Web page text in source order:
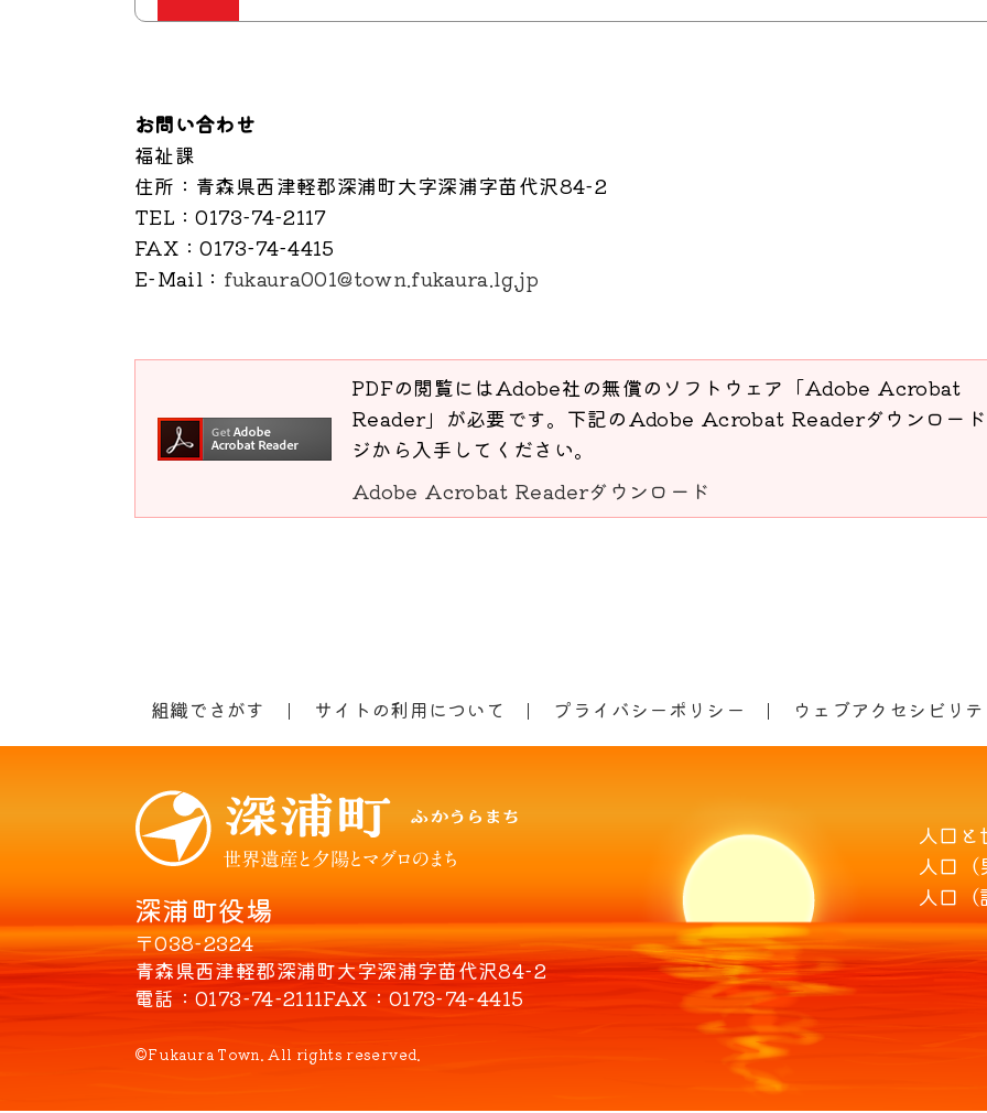
お問い合わせ
福祉課
住所 ：青森県西津軽郡深浦町大字深浦字苗代沢84-2
TEL ：0173-74-2117
FAX ：0173-74-4415
E-Mail ： fukaura001@town.fukaura.lg.jp
PDFの閲覧にはAdobe社の無償のソフトウェア「Adobe Acrobat
Reader」が必要です。下記のAdobe Acrobat Readerダウンロー
ジから入手してください。
Adobe Acrobat Readerダウンロード
組織でさがす サイトの利用について プライバシーポリシー ウェブアクセシビリ
深浦町役場
〒038-2324
青森県西津軽郡深浦町大字深浦字苗代沢84-2
電話
0173-74-2111FAX 0173-74-4415
人口と
人口（
人口（
©Fukaura Town. All rights reserved.